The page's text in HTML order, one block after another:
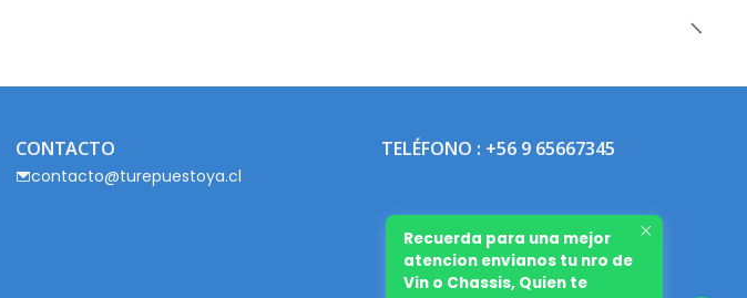
CONTACTO
contacto@turepuestoya.cl
TELÉFONO : +56 9 65667345
Recuerda para una mejor
atencion envianos tu nro de
Vin o Chassis, Quien te